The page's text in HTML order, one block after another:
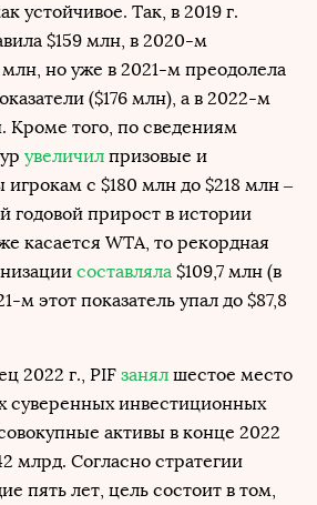
устойчивое. Так, в 2019 г.
$159 млн, в 2020-м
млн, но уже в 2021-м преодолела
($176 млн), а в 2022-м
Кроме того, по сведениям
увеличил призовые и
с $180 млн до $218 млн –
годовой прирост в истории
касается WTA, то рекордная
составляла $109,7 млн (в
м этот показатель упал до $87,8
2022 г., PIF занял шестое место
суверенных инвестиционных
активы в конце 2022
млрд. Согласно стратегии
пять лет, цель состоит в том,